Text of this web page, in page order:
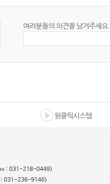
여러분들의 의견을 남겨주세요.
원클릭시스템
: 031-218-0449)
: 031-236-9146)